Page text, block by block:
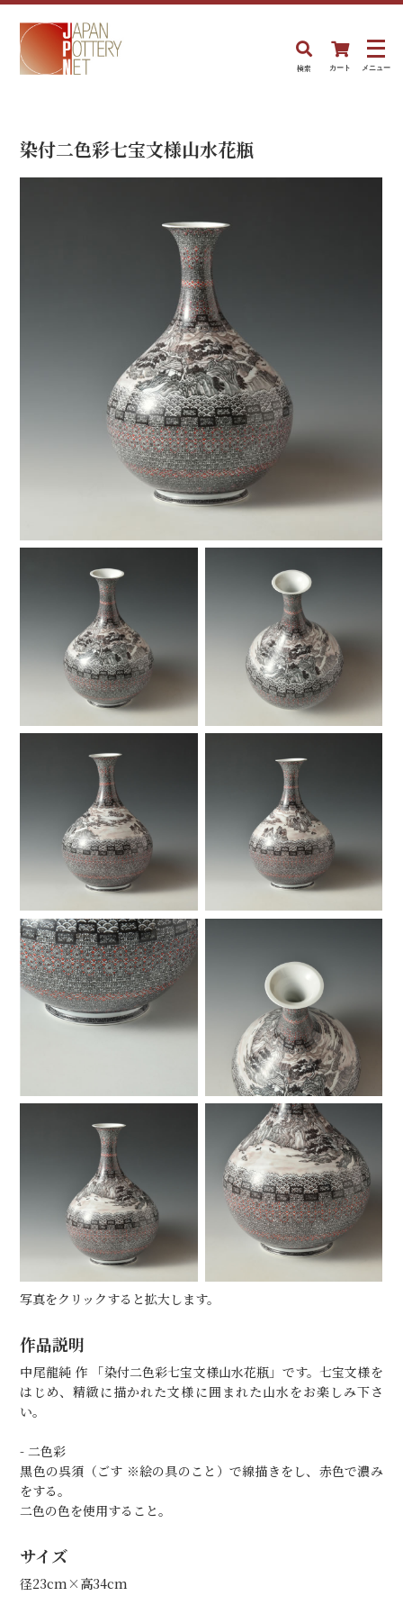
検索 カート メニュー
染付二色彩七宝文様山水花瓶
写真をクリックすると拡大します。
作品説明
中尾龍純 作 「染付二色彩七宝文様山水花瓶」です。七宝文様を
はじめ、精緻に描かれた文様に囲まれた山水をお楽しみ下さ
い。
- 二色彩
黒色の呉須（ごす ※絵の具のこと）で線描きをし、赤色で濃み
をする。
二色の色を使用すること。
サイズ
径23cm×高34cm